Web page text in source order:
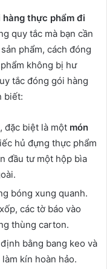
hàng thực phẩm đi
quy tắc mà bạn cần
phẩm, cách đóng
không bị hư
tắc đóng gói hàng
biết:
đặc biệt là một món
hủ đựng thực phẩm
đầu tư một hộp bìa
bóng xung quanh.
các tờ báo vào
thùng carton.
bằng bang keo và
kín hoàn hảo.